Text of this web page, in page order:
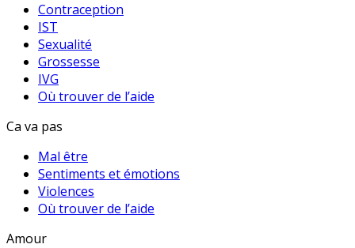
Contraception
IST
Sexualité
Grossesse
IVG
Où trouver de l’aide
Ca va pas
Mal être
Sentiments et émotions
Violences
Où trouver de l’aide
Amour